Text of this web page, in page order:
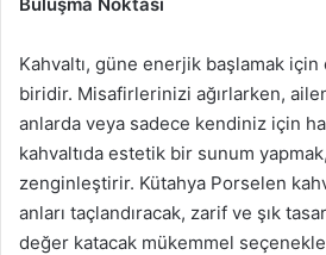
Kahvaltı, güne enerjik başlamak
biridir. Misafirlerinizi ağırlarken,
anlarda veya sadece kendiniz için
kahvaltıda estetik bir sunum
zenginleştirir. Kütahya Porselen
anları taçlandıracak, zarif ve şık
değer katacak mükemmel